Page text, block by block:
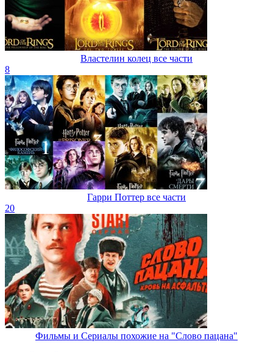
Властелин колец все части
8
Гарри Поттер все части
20
Фильмы и Сериалы похожие на "Слово пацана"